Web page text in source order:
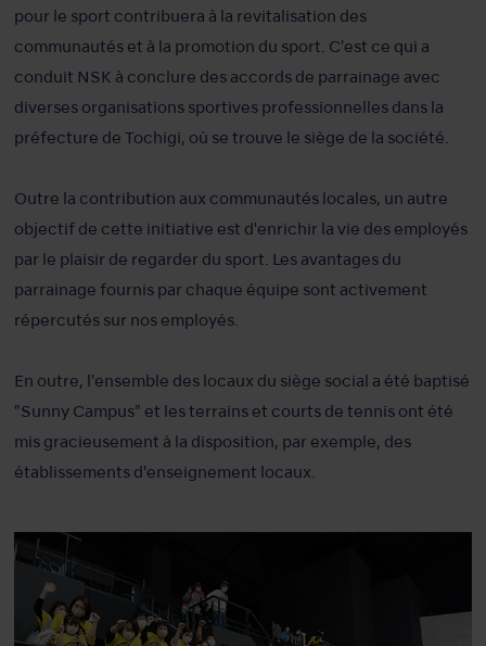
pour le sport contribuera à la revitalisation des
communautés et à la promotion du sport. C'est ce qui a
conduit NSK à conclure des accords de parrainage avec
diverses organisations sportives professionnelles dans la
préfecture de Tochigi, où se trouve le siège de la société.
Outre la contribution aux communautés locales, un autre
objectif de cette initiative est d'enrichir la vie des employés
par le plaisir de regarder du sport. Les avantages du
parrainage fournis par chaque équipe sont activement
répercutés sur nos employés.
En outre, l'ensemble des locaux du siège social a été baptisé
"Sunny Campus" et les terrains et courts de tennis ont été
mis gracieusement à la disposition, par exemple, des
établissements d'enseignement locaux.